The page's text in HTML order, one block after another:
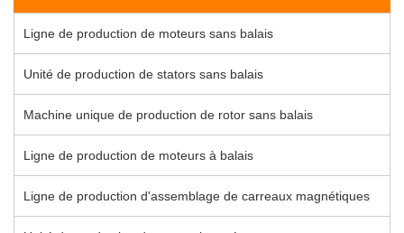
Ligne de production de moteurs sans balais
Unité de production de stators sans balais
Machine unique de production de rotor sans balais
Ligne de production de moteurs à balais
Ligne de production d'assemblage de carreaux magnétiques